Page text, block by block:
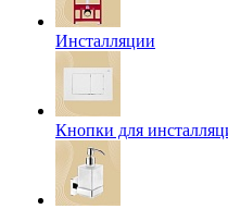
Инсталляции
Кнопки для